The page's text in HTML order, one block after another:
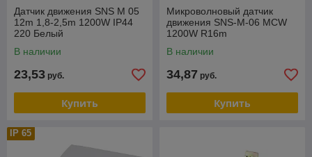
Датчик движения SNS M 05
12m 1,8-2,5m 1200W IP44
220 Белый
В наличии
23,53 руб.
Купить
Микроволновый датчик
движения SNS-M-06 MCW
1200W R16m
В наличии
34,87 руб.
Купить
IP 65